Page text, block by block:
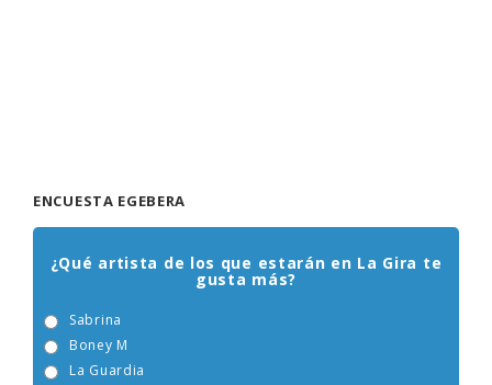
ENCUESTA EGEBERA
¿Qué artista de los que estarán en La Gira te
gusta más?
Boney M